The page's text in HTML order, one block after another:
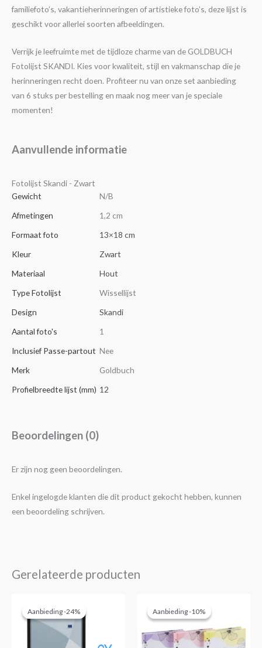
familiefoto’s, vakantieherinneringen of artistieke foto’s, deze lijst is
geschikt voor allerlei soorten afbeeldingen.
Verrijk je leefruimte met de tijdloze charme van de GOLDBUCH
Fotolijst SKANDI. Kies voor kwaliteit, stijl en vakmanschap die je
herinneringen recht doen. Profiteer nu van onze set aanbieding
van 6 stuks per bestelling en maak nog meer van je speciale
momenten!
Aanvullende informatie
Fotolijst Skandi - Zwart
Gewicht
N/B
Afmetingen
1,2 cm
Formaat foto
13×18 cm
Kleur
Zwart
Materiaal
Hout
Type Fotolijst
Wissellijst
Design
Skandi
Aantal foto's
1
Inclusief Passe-partout Nee
Merk
Goldbuch
Profielbreedte lijst (mm) 12
Beoordelingen (0)
Er zijn nog geen beoordelingen.
Enkel ingelogde klanten die dit product gekocht hebben, kunnen
een beoordeling schrijven.
Gerelateerde producten
Aanbieding -24%
Aanbieding -24%
prijs
was:
€65,70.
is:
€49,95.
Aanbieding -10%
Aanbieding -10%
prijs
was:
is: